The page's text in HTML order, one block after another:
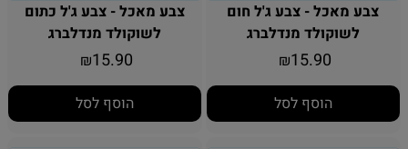
צבע מאכל - צבע ג'ל חום
לשוקולד מנדלברג
₪15.90
הוסף לסל
צבע מאכל - צבע ג'ל כתום
לשוקולד מנדלברג
₪15.90
הוסף לסל